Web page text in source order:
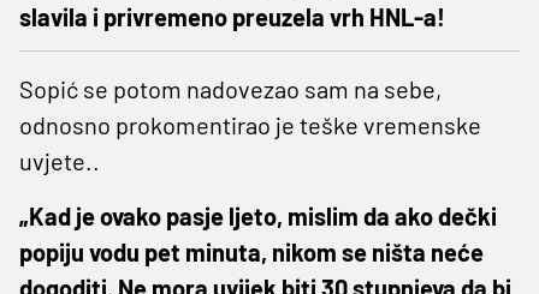
slavila i privremeno preuzela vrh HNL-a!
Sopić se potom nadovezao sam na sebe,
odnosno prokomentirao je teške vremenske
uvjete..
„Kad je ovako pasje ljeto, mislim da ako dečki
popiju vodu pet minuta, nikom se ništa neće
dogoditi. Ne mora uvijek biti 30 stupnjeva da bi